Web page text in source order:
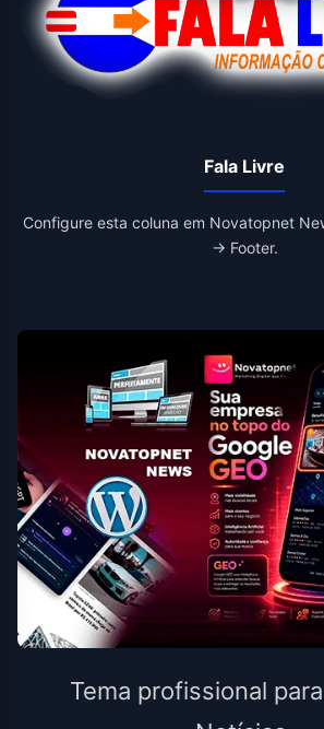
Fala Livre
Configure esta coluna em Novatopnet
→ Footer.
Tema profissional